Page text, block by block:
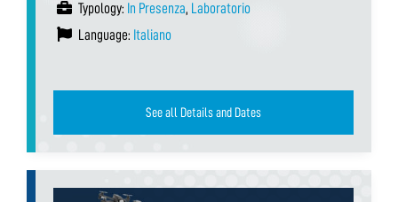
Typology: In Presenza, Laboratorio
Language: Italiano
See all Details and Dates